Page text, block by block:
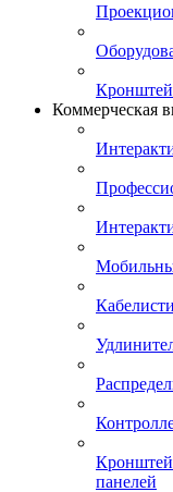
Коммерческая
панелей